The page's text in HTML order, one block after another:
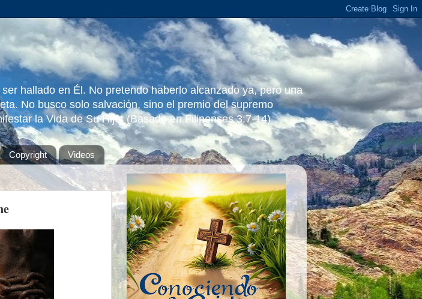
hallado en Él. No pretendo haberlo alcanzado ya, pero una
No busco solo salvación, sino el premio del supremo
la Vida de Su Hijo. (Basado en Filipenses 3:7-14)
Copyright Videos